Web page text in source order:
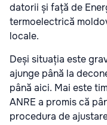
datorii și față de
termoelectrică
locale.
Deși situația este
ajunge până la
până aici. Mai este
ANRE a promis că
procedura de